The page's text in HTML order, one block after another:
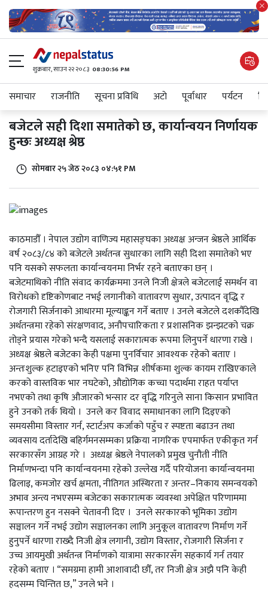
शुक्रबार​, साउन २२ २०८३ 08:30:57 PM
समाचार राजनीति सूचना प्रविधि अटाे पूर्वाधार पर्यटन
बजेटले सही दिशा समातेको छ, कार्यान्वयन निर्णायक
हुन्छः अध्यक्ष श्रेष्ठ
सोमबार २५ जेठ २०८३ ०४:५१ PM
काठमाडौँ । नेपाल उद्योग वाणिज्य महासङ्घका अध्यक्ष अन्जन श्रेष्ठले आर्थिक
वर्ष २०८३/८४ को बजेटले अर्थतन्त्र सुधारका लागि सही दिशा समातेको भए
पनि यसको सफलता कार्यान्वयनमा निर्भर रहने बताएका छन् ।
बजेटमाथिको नीति संवाद कार्यक्रममा उनले निजी क्षेत्रले बजेटलाई समर्थन वा
विरोधको दृष्टिकोणबाट नभई लगानीको वातावरण सुधार, उत्पादन वृद्धि र
रोजगारी सिर्जनाको आधारमा मूल्याङ्कन गर्ने बताए । उनले बजेटले दशकौँदेखि
अर्थतन्त्रमा रहेको संरक्षणवाद, अनौपचारिकता र प्रशासनिक झन्झटको चक्र
तोड्ने प्रयास गरेको भन्दै यसलाई सकारात्मक रूपमा लिनुपर्ने धारणा राखे ।
अध्यक्ष श्रेष्ठले बजेटका केही पक्षमा पुनर्विचार आवश्यक रहेको बताए ।
अन्तःशुल्क हटाइएको भनिए पनि विभिन्न शीर्षकमा शुल्क कायम राखिएकाले
करको वास्तविक भार नघटेको, औद्योगिक कच्चा पदार्थमा राहत पर्याप्त
नभएको तथा कृषि औजारको भन्सार दर वृद्धि गरिनुले साना किसान प्रभावित
हुने उनको तर्क थियो । उनले कर विवाद समाधानका लागि दिइएको
समयसीमा विस्तार गर्न, स्टार्टअप कर्जाको पहुँच र स्पष्टता बढाउन तथा
व्यवसाय दर्तादेखि बहिर्गमनसम्मका प्रक्रिया नागरिक एपमार्फत एकीकृत गर्न
सरकारसँग आग्रह गरे । अध्यक्ष श्रेष्ठले नेपालको प्रमुख चुनौती नीति
निर्माणभन्दा पनि कार्यान्वयनमा रहेको उल्लेख गर्दै परियोजना कार्यान्वयनमा
ढिलाइ, कमजोर खर्च क्षमता, नीतिगत अस्थिरता र अन्तर–निकाय समन्वयको
अभाव अन्त्य नभएसम्म बजेटका सकारात्मक व्यवस्था अपेक्षित परिणाममा
रूपान्तरण हुन नसक्ने चेतावनी दिए । उनले सरकारको भूमिका उद्योग
सञ्चालन गर्ने नभई उद्योग सञ्चालनका लागि अनुकूल वातावरण निर्माण गर्ने
हुनुपर्ने धारणा राख्दै निजी क्षेत्र लगानी, उद्योग विस्तार, रोजगारी सिर्जना र
उच्च आयमुखी अर्थतन्त्र निर्माणको यात्रामा सरकारसँग सहकार्य गर्न तयार
रहेको बताए । “समग्रमा हामी आशावादी छौँ, तर निजी क्षेत्र अझै पनि केही
हदसम्म चिन्तित छ,” उनले भने ।